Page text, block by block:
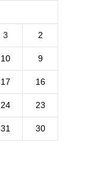
2
3
9
10
16
17
23
24
30
31